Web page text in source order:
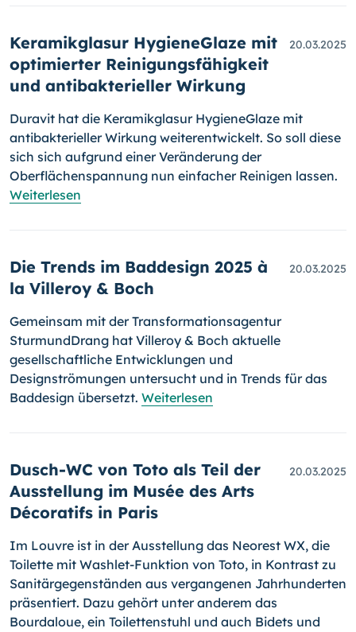
Keramikglasur HygieneGlaze mit
optimierter Reinigungsfähigkeit
und antibakterieller Wirkung
20.03.2025
Duravit hat die Keramikglasur HygieneGlaze mit
antibakterieller Wirkung weiterentwickelt. So soll diese
sich sich aufgrund einer Veränderung der
Oberflächenspannung nun einfacher Reinigen lassen.
Weiterlesen
Die Trends im Baddesign 2025 à
la Villeroy & Boch
20.03.2025
Gemeinsam mit der Transformationsagentur
SturmundDrang hat Villeroy & Boch aktuelle
gesellschaftliche Entwicklungen und
Designströmungen untersucht und in Trends für das
Baddesign übersetzt. Weiterlesen
Dusch-WC von Toto als Teil der
Ausstellung im Musée des Arts
Décoratifs in Paris
20.03.2025
Im Louvre ist in der Ausstellung das Neorest WX, die
Toilette mit Washlet-Funktion von Toto, in Kontrast zu
Sanitärgegenständen aus vergangenen Jahrhunderten
präsentiert. Dazu gehört unter anderem das
Bourdaloue, ein Toilettenstuhl und auch Bidets und